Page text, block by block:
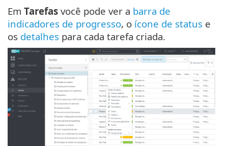
Em Tarefas você pode ver a barra de
indicadores de progresso, o ícone de status e
os detalhes para cada tarefa criada.